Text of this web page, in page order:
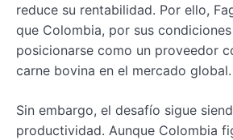
reduce su rentabilidad. Por ello,
que Colombia, por sus
posicionarse como un proveedor
carne bovina en el mercado global.
Sin embargo, el desafío sigue
productividad. Aunque Colombia